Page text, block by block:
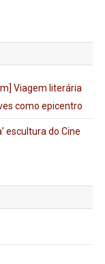
Viagem literária
como epicentro
escultura do Cine